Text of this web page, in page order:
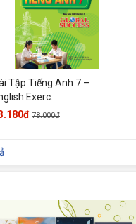
Tập Tiếng Anh 7 –
Exerc...
78.000đ